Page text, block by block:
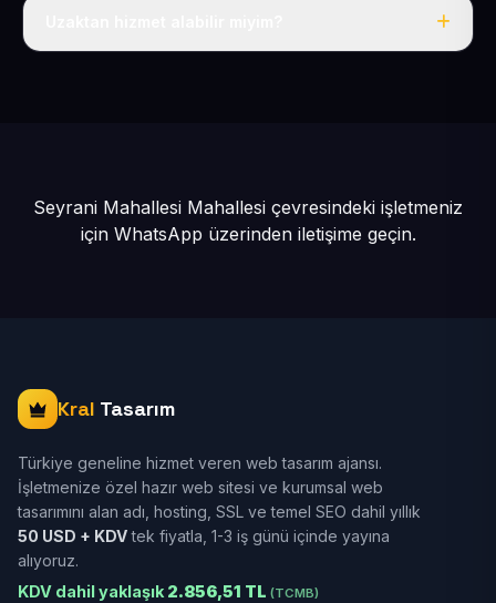
Seyrani Mahallesi Mahallesi çevresindeki işletmeniz
için WhatsApp üzerinden iletişime geçin.
Kral Tasarım
Türkiye geneline hizmet veren web tasarım ajansı.
İşletmenize özel hazır web sitesi ve kurumsal web
tasarımını alan adı, hosting, SSL ve temel SEO dahil yıllık
50 USD + KDVtek fiyatla, 1-3 iş günü içinde yayına
alıyoruz.
KDV dahil yaklaşık 2.856,51 TL (TCMB)